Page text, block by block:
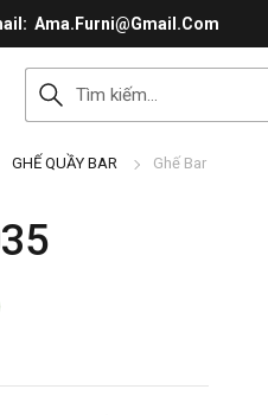
Ama.Furni@Gmail.Com
GHẾ QUẦY BAR
Ghế Bar